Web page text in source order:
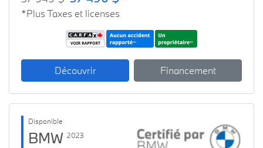
*Plus Taxes et licenses
Découvrir Financement
Disponible
BMW 2023